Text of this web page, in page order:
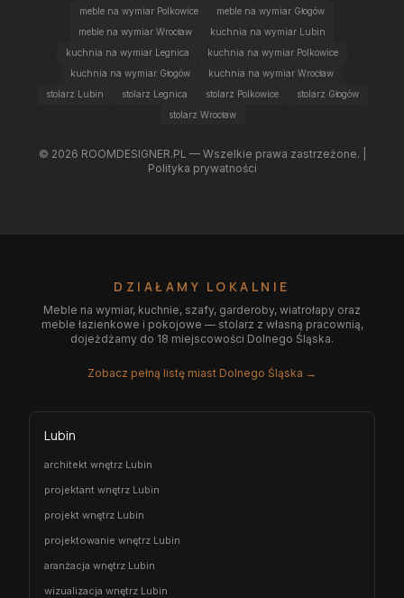
meble na wymiar Polkowice
meble na wymiar Głogów
meble na wymiar Wrocław
kuchnia na wymiar Lubin
kuchnia na wymiar Legnica
kuchnia na wymiar Polkowice
kuchnia na wymiar Głogów
kuchnia na wymiar Wrocław
stolarz Lubin
stolarz Legnica stolarz Polkowice
stolarz Głogów
stolarz Wrocław
© 2026 ROOMDESIGNER.PL — Wszelkie prawa zastrzeżone. |
Polityka prywatności
DZIAŁAMY LOKALNIE
Meble na wymiar, kuchnie, szafy, garderoby, wiatrołapy oraz
meble łazienkowe i pokojowe — stolarz z własną pracownią,
dojeżdżamy do 18 miejscowości Dolnego Śląska.
Zobacz pełną listę miast Dolnego Śląska →
Lubin
architekt wnętrz Lubin
projektant wnętrz Lubin
projekt wnętrz Lubin
projektowanie wnętrz Lubin
aranżacja wnętrz Lubin
wizualizacja wnętrz Lubin